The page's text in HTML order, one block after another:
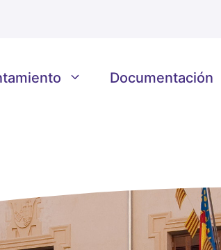
Documentación